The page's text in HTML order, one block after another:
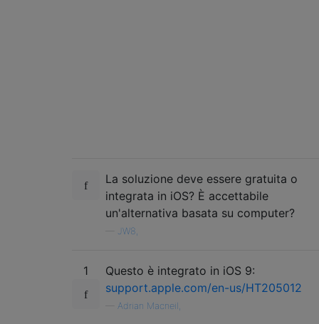
La soluzione deve essere gratuita o
integrata in iOS? È accettabile
un'alternativa basata su computer?
JW8,
1
Questo è integrato in iOS 9:
support.apple.com/en-us/HT205012
Adrian Macneil,